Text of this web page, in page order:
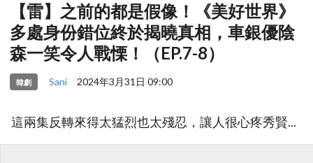
【雷】之前的都是假像！《美好世界》
多處身份錯位終於揭曉真相，車銀優陰
森一笑令人戰慄！（EP.7-8）
韓劇 Sani 2024年3月31日 09:00
這兩集反轉來得太猛烈也太殘忍，讓人很心疼秀賢...